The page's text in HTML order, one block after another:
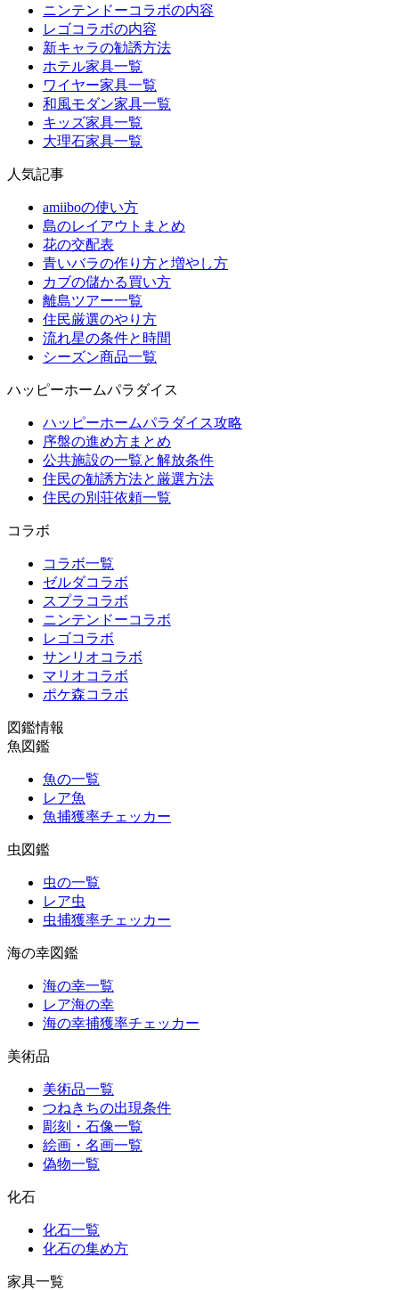
ニンテンドーコラボの内容
レゴコラボの内容
新キャラの勧誘方法
ホテル家具一覧
ワイヤー家具一覧
和風モダン家具一覧
キッズ家具一覧
大理石家具一覧
人気記事
amiiboの使い方
島のレイアウトまとめ
花の交配表
青いバラの作り方と増やし方
カブの儲かる買い方
離島ツアー一覧
住民厳選のやり方
流れ星の条件と時間
シーズン商品一覧
ハッピーホームパラダイス
ハッピーホームパラダイス攻略
序盤の進め方まとめ
公共施設の一覧と解放条件
住民の勧誘方法と厳選方法
住民の別荘依頼一覧
コラボ
コラボ一覧
ゼルダコラボ
スプラコラボ
ニンテンドーコラボ
レゴコラボ
サンリオコラボ
マリオコラボ
ポケ森コラボ
図鑑情報
魚図鑑
魚の一覧
レア魚
魚捕獲率チェッカー
虫図鑑
虫の一覧
レア虫
虫捕獲率チェッカー
海の幸図鑑
海の幸一覧
レア海の幸
海の幸捕獲率チェッカー
美術品
美術品一覧
つねきちの出現条件
彫刻・石像一覧
絵画・名画一覧
偽物一覧
化石
化石一覧
化石の集め方
家具一覧